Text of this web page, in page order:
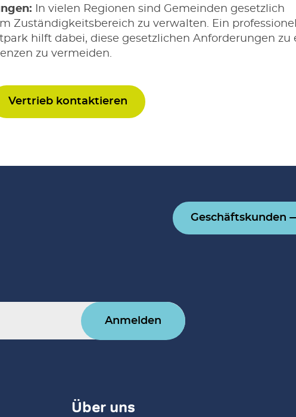
In vielen Regionen sind Gemeinden gesetzlich
Zuständigkeitsbereich zu verwalten. Ein
hilft dabei, diese gesetzlichen Anforderungen zu
zu vermeiden.
Vertrieb kontaktieren
Geschäftskunden
Anmelden
Über uns